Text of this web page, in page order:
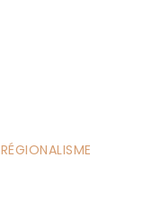
RÉGIONALISME